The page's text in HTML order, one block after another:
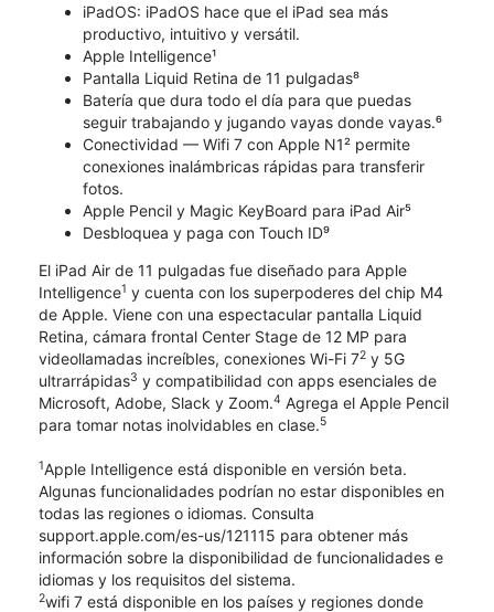
iPadOS: iPadOS hace que el iPad sea más
productivo, intuitivo y versátil.
Apple Intelligence¹
Pantalla Liquid Retina de 11 pulgadas⁸
Batería que dura todo el día para que puedas
seguir trabajando y jugando vayas donde vayas.⁶
Conectividad — Wifi 7 con Apple N1² permite
conexiones inalámbricas rápidas para transferir
fotos.
Apple Pencil y Magic KeyBoard para iPad Air⁵
Desbloquea y paga con Touch ID⁹
El iPad Air de 11 pulgadas fue diseñado para Apple
Intelligence1 y cuenta con los superpoderes del chip M4
de Apple. Viene con una espectacular pantalla Liquid
Retina, cámara frontal Center Stage de 12 MP para
videollamadas increíbles, conexiones Wi-Fi 72 y 5G
ultrarrápidas3 y compatibilidad con apps esenciales de
Microsoft, Adobe, Slack y Zoom.4 Agrega el Apple Pencil
para tomar notas inolvidables en clase.5
1Apple Intelligence está disponible en versión beta.
Algunas funcionalidades podrían no estar disponibles en
todas las regiones o idiomas. Consulta
support.apple.com/es-us/121115 para obtener más
información sobre la disponibilidad de funcionalidades e
idiomas y los requisitos del sistema.
2wifi 7 está disponible en los países y regiones donde